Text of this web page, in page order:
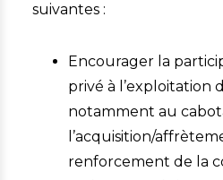
suivantes :
Encourager la
privé à l’exploitation
notamment au
l’acquisition/
renforcement de la